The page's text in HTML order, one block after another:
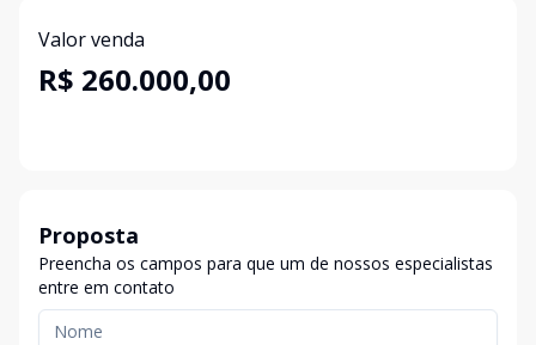
Valor venda
R$ 260.000,00
Proposta
Preencha os campos para que um de nossos especialistas
entre em contato